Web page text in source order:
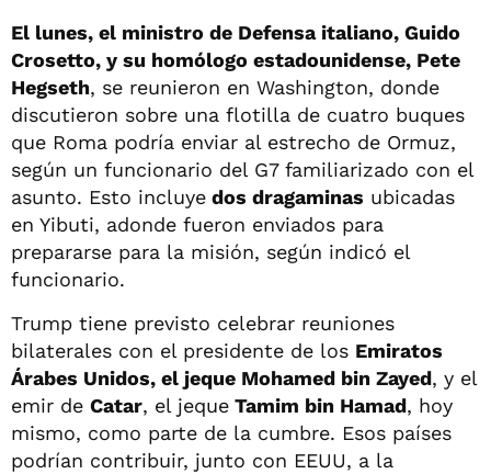
El lunes, el ministro de Defensa italiano, Guido
Crosetto, y su homólogo estadounidense, Pete
Hegseth, se reunieron en Washington, donde
discutieron sobre una flotilla de cuatro buques
que Roma podría enviar al estrecho de Ormuz,
según un funcionario del G7 familiarizado con el
asunto. Esto incluye dos dragaminas ubicadas
en Yibuti, adonde fueron enviados para
prepararse para la misión, según indicó el
funcionario.
Trump tiene previsto celebrar reuniones
bilaterales con el presidente de los Emiratos
Árabes Unidos, el jeque Mohamed bin Zayed, y el
emir de Catar, el jeque Tamim bin Hamad, hoy
mismo, como parte de la cumbre. Esos países
podrían contribuir, junto con EEUU, a la